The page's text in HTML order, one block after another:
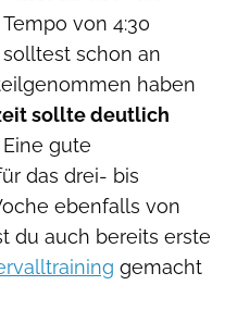
von 4:30
schon an
haben
sollte deutlich
Eine gute
das drei- bis
ebenfalls von
du auch bereits erste
gemacht